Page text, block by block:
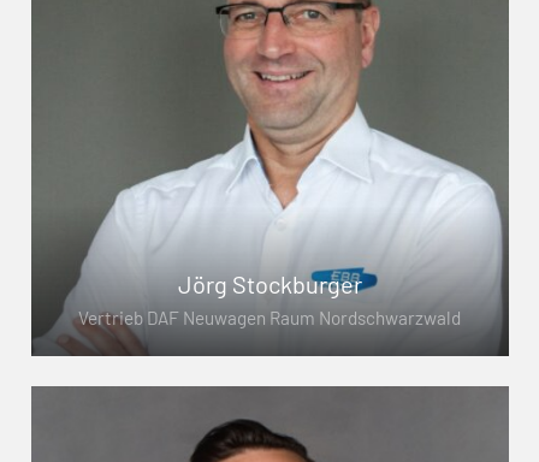
Jörg Stockburger
Vertrieb DAF Neuwagen Raum Nordschwarzwald